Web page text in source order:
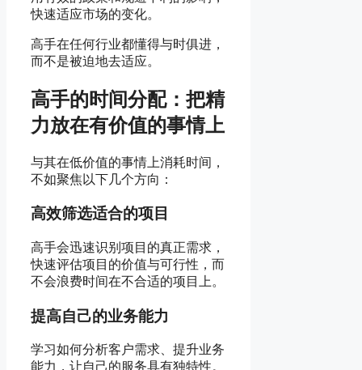
快速适应市场的变化。
高手在任何行业都懂得与时俱进，
而不是被迫地去适应。
高手的时间分配：把精
力放在有价值的事情上
与其在低价值的事情上消耗时间，
不如聚焦以下几个方向：
高效筛选适合的项目
高手会迅速识别项目的真正需求，
快速评估项目的价值与可行性，而
不会浪费时间在不合适的项目上。
提高自己的业务能力
学习如何分析客户需求、提升业务
能力，让自己的服务具有独特性。